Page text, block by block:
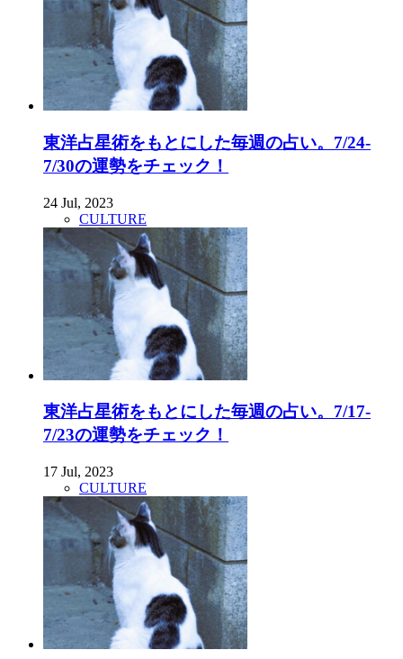
東洋占星術をもとにした毎週の占い。7/24-
7/30の運勢をチェック！
24 Jul, 2023
CULTURE
東洋占星術をもとにした毎週の占い。7/17-
7/23の運勢をチェック！
17 Jul, 2023
CULTURE